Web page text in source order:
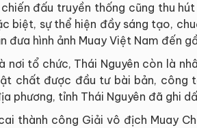
đấu truyền thống cũng thu
biệt, sự thể hiện đầy sáng tạo,
đưa hình ảnh Muay Việt Nam đến
nơi tổ chức, Thái Nguyên còn là
chất được đầu tư bài bản, công
phương, tỉnh Thái Nguyên đã ghi
thành công Giải vô địch Muay